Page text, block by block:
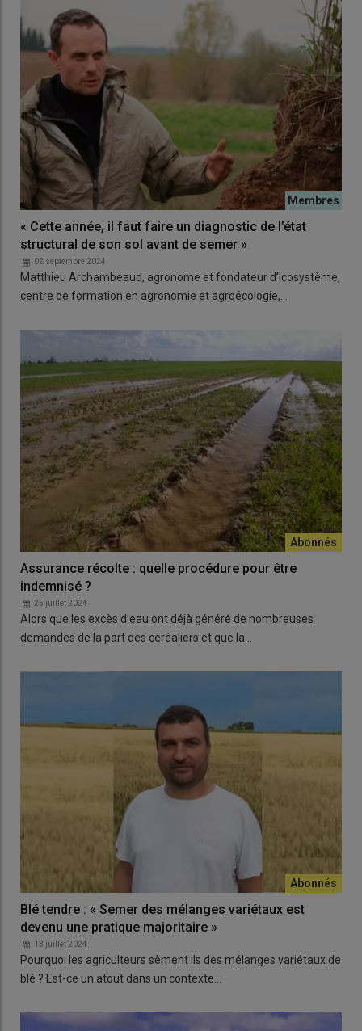
« Cette année, il faut faire un diagnostic de l’état
structural de son sol avant de semer »
02 septembre 2024
Matthieu Archambeaud, agronome et fondateur d’Icosystème,
centre de formation en agronomie et agroécologie,…
Assurance récolte : quelle procédure pour être
indemnisé ?
25 juillet 2024
Alors que les excès d’eau ont déjà généré de nombreuses
demandes de la part des céréaliers et que la…
Blé tendre : « Semer des mélanges variétaux est
devenu une pratique majoritaire »
13 juillet 2024
Pourquoi les agriculteurs sèment ils des mélanges variétaux de
blé ? Est-ce un atout dans un contexte…